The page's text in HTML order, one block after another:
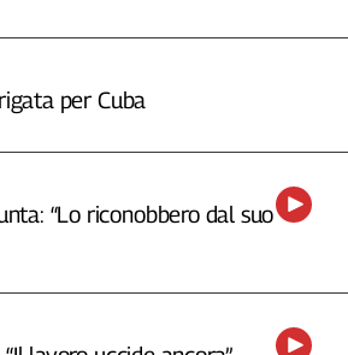
per Cuba
“Lo riconobbero dal suo